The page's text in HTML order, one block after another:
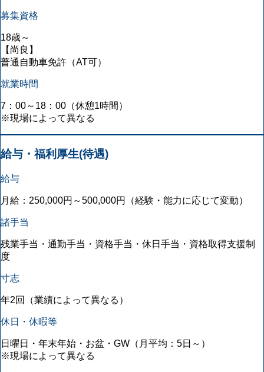
募集資格
18歳～
【尚良】
普通自動車免許（AT可）
就業時間
7：00～18：00（休憩1時間）
※現場によって異なる
給与・福利厚生(待遇)
給与
月給：250,000円～500,000円（経験・能力に応じて変動）
諸手当
残業手当・通勤手当・資格手当・休日手当・資格取得支援制
度
寸志
年2回（業績によって異なる）
休日・休暇等
日曜日・年末年始・お盆・GW（月平均：5日～）
※現場によって異なる